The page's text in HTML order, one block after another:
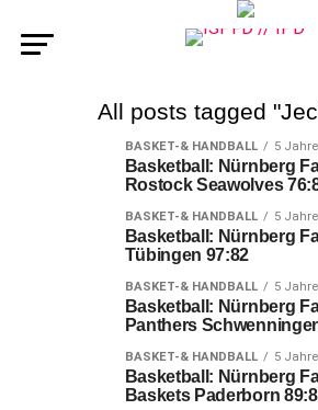
All posts tagged
BASKET-& HANDBALL 5
Basketball: Nürnberg
Rostock Seawolves
BASKET-& HANDBALL 5
Basketball: Nürnberg
Tübingen 97:82
BASKET-& HANDBALL 5
Basketball: Nürnberg
Panthers
BASKET-& HANDBALL 5
Basketball: Nürnberg
Baskets Paderborn